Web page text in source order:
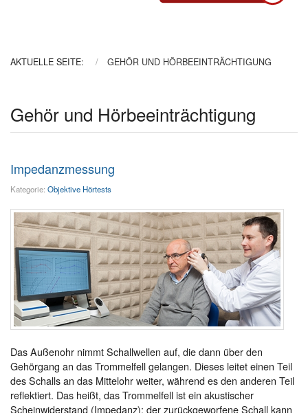
AKTUELLE SEITE: GEHÖR UND HÖRBEEINTRÄCHTIGUNG
Gehör und Hörbeeinträchtigung
Impedanzmessung
Kategorie: Objektive Hörtests
Das Außenohr nimmt Schallwellen auf, die dann über den
Gehörgang an das Trommelfell gelangen. Dieses leitet einen Teil
des Schalls an das Mittelohr weiter, während es den anderen Teil
reflektiert. Das heißt, das Trommelfell ist ein akustischer
Scheinwiderstand (Impedanz); der zurückgeworfene Schall kann